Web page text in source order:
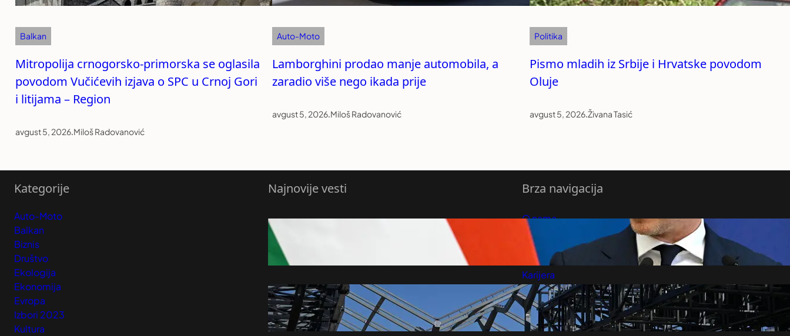
Balkan
Mitropolija crnogorsko-primorska se oglasila
povodom Vučićevih izjava o SPC u Crnoj Gori
i litijama – Region
avgust 5, 2026.Miloš Radovanović
Auto-Moto
Lamborghini prodao manje automobila, a
zaradio više nego ikada prije
avgust 5, 2026.Miloš Radovanović
Politika
Pismo mladih iz Srbije i Hrvatske povodom
Oluje
avgust 5, 2026.Živana Tasić
Kategorije
Auto-Moto
Balkan
Biznis
Društvo
Ekologija
Ekonomija
Evropa
Izbori 2023
Kultura
Najnovije vesti
Dunav raste, izbegnuto gašenje Pakša
Firma koja upravlja hotelom Crown Plaza
dobila ugovor za EXPO selo
avgust 6, 2026
Brza navigacija
O nama
Predloži Vest
Pretplatite se na vesti
Karijera
Marketing
Kontakt